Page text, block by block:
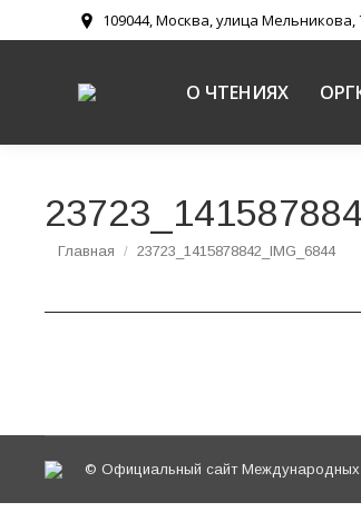
109044, Москва, улица Мельникова,
О ЧТЕНИЯХ
Вы здесь:
Главная 23723_1415878842_IMG_6844
© Официальный сайт Международных